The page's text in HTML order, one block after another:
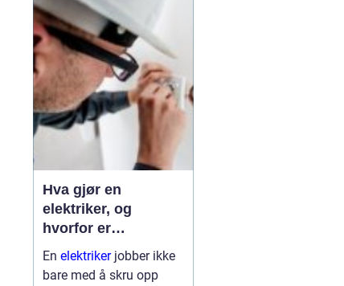
teknologiske skift og
sosiale kamper. Den
som ønsker ...
Hva gjør en
elektriker, og
hvorfor er
fagkunnskap så
viktig?
En elektrikerjobber ikke
bare med å skru opp